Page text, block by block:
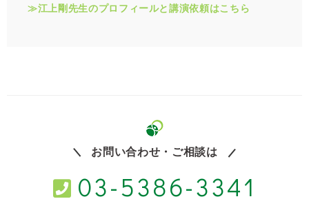
≫江上剛先生のプロフィールと講演依頼はこちら
お問い合わせ・ご相談は
03-5386-3341